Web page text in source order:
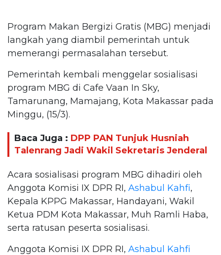
Program Makan Bergizi Gratis (MBG) menjadi
langkah yang diambil pemerintah untuk
memerangi permasalahan tersebut.
Pemerintah kembali menggelar sosialisasi
program MBG di Cafe Vaan In Sky,
Tamarunang, Mamajang, Kota Makassar pada
Minggu, (15/3).
Baca Juga : DPP PAN Tunjuk Husniah
Talenrang Jadi Wakil Sekretaris Jenderal
Acara sosialisasi program MBG dihadiri oleh
Anggota Komisi IX DPR RI, Ashabul Kahfi,
Kepala KPPG Makassar, Handayani, Wakil
Ketua PDM Kota Makassar, Muh Ramli Haba,
serta ratusan peserta sosialisasi.
Anggota Komisi IX DPR RI, Ashabul Kahfi